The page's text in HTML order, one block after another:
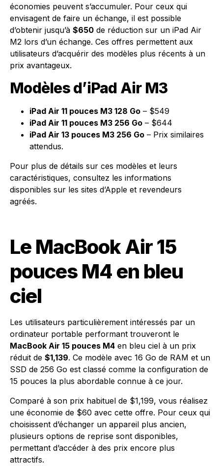
économies peuvent s’accumuler. Pour ceux qui
envisagent de faire un échange, il est possible
d’obtenir jusqu’à $650 de réduction sur un iPad Air
M2 lors d’un échange. Ces offres permettent aux
utilisateurs d’acquérir des modèles plus récents à un
prix avantageux.
Modèles d’iPad Air M3
iPad Air 11 pouces M3 128 Go – $549
iPad Air 11 pouces M3 256 Go – $644
iPad Air 13 pouces M3 256 Go – Prix similaires
attendus.
Pour plus de détails sur ces modèles et leurs
caractéristiques, consultez les informations
disponibles sur les sites d’Apple et revendeurs
agréés.
Le MacBook Air 15
pouces M4 en bleu
ciel
Les utilisateurs particulièrement intéressés par un
ordinateur portable performant trouveront le
MacBook Air 15 pouces M4 en bleu ciel à un prix
réduit de $1,139. Ce modèle avec 16 Go de RAM et un
SSD de 256 Go est classé comme la configuration de
15 pouces la plus abordable connue à ce jour.
Comparé à son prix habituel de $1,199, vous réalisez
une économie de $60 avec cette offre. Pour ceux qui
choisissent d’échanger un appareil plus ancien,
plusieurs options de reprise sont disponibles,
permettant d’accéder à des prix encore plus
attractifs.